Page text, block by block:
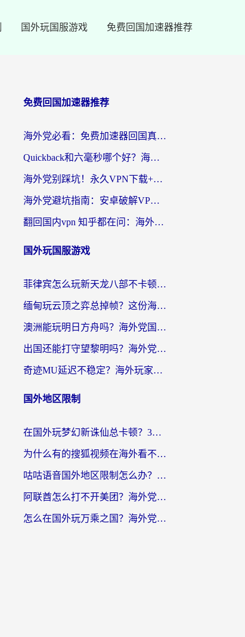
国外玩国服游戏 免费回国加速器推荐
免费回国加速器推荐
海外党必看：免费加速器回国真的靠谱吗？3步教你选到好用的归雁替代
Quickback和六毫秒哪个好？海外党亲测：选对回国加速器，无缝刷剧办公不再愁
海外党别踩坑！永久VPN下载+回国加速器选择指南，无缝刷国内剧游戏支付
海外党避坑指南：安卓破解VPN真的靠谱吗？教你选对回国加速器无缝刷国内资源
翻回国内vpn 知乎都在问：海外党如何选对加速器，无缝刷剧打游戏？
国外玩国服游戏
菲律宾怎么玩新天龙八部不卡顿？海外党国服游戏加速器终极指南（附欧洲国外玩家实测）
缅甸玩云顶之弈总掉帧？这份海外玩家专属加速器攻略帮你上分
澳洲能玩明日方舟吗？海外党国服游戏畅玩终极指南（附实用加速器选择技巧）
出国还能打守望黎明吗？海外党国服游戏不卡顿的终极解法
奇迹MU延迟不稳定？海外玩家国服游戏加速器终极指南：从卡顿到丝滑的秘密
国外地区限制
在国外玩梦幻新诛仙总卡顿？3个实用技巧解决海外党痛点（附回国加速器选择指南）
为什么有的搜狐视频在海外看不了呢？留学生亲测有效的回国加速攻略
咕咕语音国外地区限制怎么办？海外党必备的回国加速器选择指南（附音悦Tai、搜狐视频解决妙招）
阿联酋怎么打不开美团？海外党必备：3步解决回国追剧、看球、刷B站的全部烦恼
怎么在国外玩万乘之国？海外党亲测：突破限制的3个实用技巧